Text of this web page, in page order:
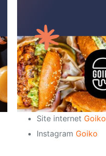
Site internet Goiko
Instagram Goiko